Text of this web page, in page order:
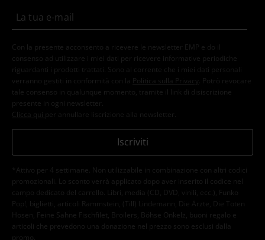
Con la presente acconsento a ricevere le newsletter EMP e do il
consenso ad utilizzare i miei dati per ricevere informative periodiche
riguardanti i prodotti trattati. Sono al corrente che i miei dati personali
verranno gestiti in conformità con la
Politica sulla Privacy
. Potrò revocare
tale consenso in qualunque momento, tramite il link di disiscrizione
presente in ogni newsletter.
Clicca qui per annullare liscrizione alla newsletter.
Iscriviti
*Attivo per 4 settimane. Non utilizzabile in combinazione con altri codici
promozionali. Lo sconto verrà applicato dopo aver inserito il codice nel
campo dedicato del carrello. Libri, media (CD, DVD, vinili, ecc.), Funko
Pop!, biglietti, articoli Rammstein, (Till) Lindemann, Die Ärzte, Die Toten
Hosen, Feine Sahne Fischfilet, Broilers, Böhse Onkelz, buoni regalo e
articoli che prevedono una donazione nel prezzo sono esclusi dalla
promo.